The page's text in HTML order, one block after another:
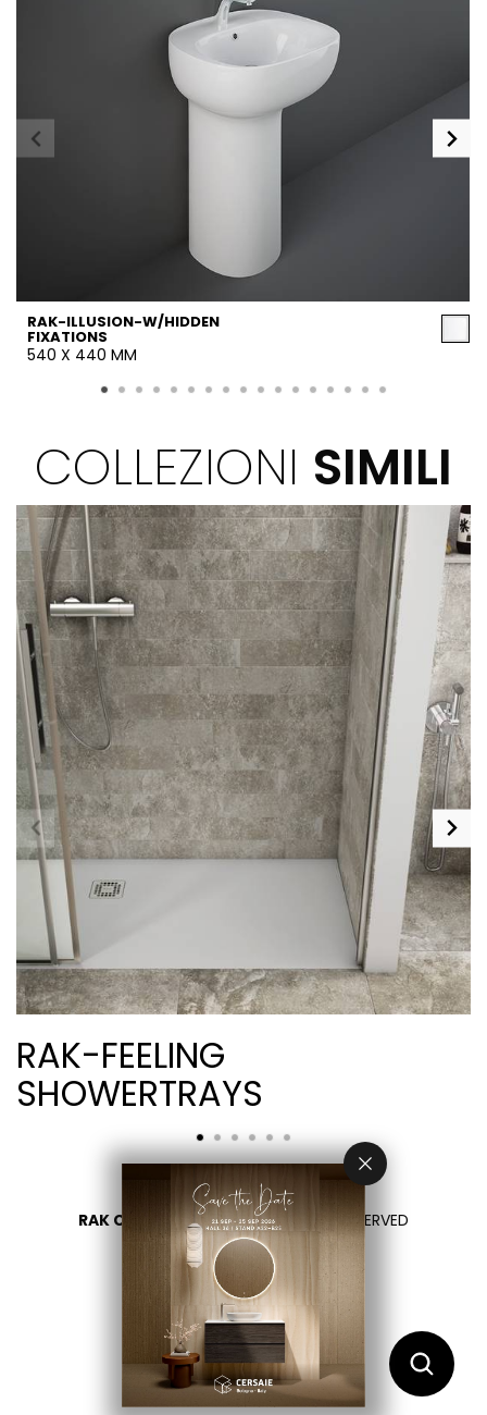
RAK-ILLUSION-W/HIDDEN
FIXATIONS
540 X 440 MM
COLLEZIONI SIMILI
RAK-FEELING
SHOWERTRAYS
RAK CERAMICS 2026- ALL RIGHTS RESERVED
PRIVACY
CONTATTACI
SELEZIONA UN PAESE
IT
EN